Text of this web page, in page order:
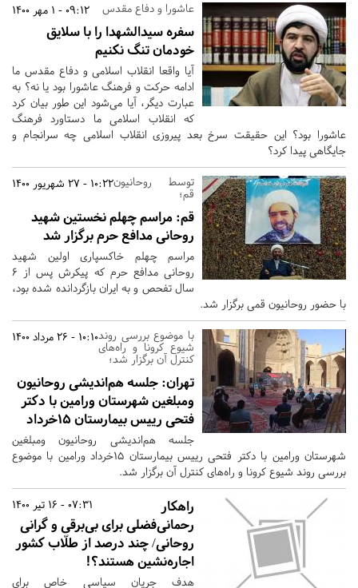
09:12 - 1 مهر 1400 عاشورا و دفاع مقدس
سفره سیدالشهدا را با سلایق
خودمان تنگ نکنیم
آیا واقعا انقلاب اسلامی و دفاع مقدس ما
ادامه حرکت و فرهنگ عاشورا بود یا نه؟ به
عبارت دیگر، آیا می‌شود این طور بیان کرد
که انقلاب اسلامی ما دستاورد فرهنگ
عاشورا بود؟ این حقیقت سرخ بعد پیروزی انقلاب اسلامی چه سرانجام و
جایگاهی پیدا کرد؟
10:22 - 27 شهریور 1400توسط روحانیون
قم؛
قم: مراسم چهلم نخستین شهید
روحانی مدافع حرم برگزار شد
مراسم چهلم خاکسپاری اولین شهید
روحانی مدافع حرم که پیکرش پس از 6
سال تفحص و به ایران بازگردانده شده بود،
با حضور روحانیون قمی برگزار شد.
10:10 - 26 مرداد 1400با موضوع بررسی روند
شیوع کرونا و راه‌های
کنترل آن برگزار شد؛
تهران: جلسه هم‌اندیشی روحانیون
ومبلغین شهرستان ورامین با دکتر
فتحی رییس بیمارستان 15خرداد
جلسه هم‌اندیشی روحانیون ومبلغین
شهرستان ورامین با دکتر فتحی رییس بیمارستان 15خرداد ورامین با موضوع
بررسی روند شیوع کرونا و راه‌های کنترل آن برگزار شد.
07:31 - 16 تیر 1400
راهکار
رحمانی‌فضلی برای بی‌برقی و گرانی
روحانی/ چند درصد از طلّاب کشور
اجاره‌نشین هستند؟!
هدف جریان سیاسی خاص برای